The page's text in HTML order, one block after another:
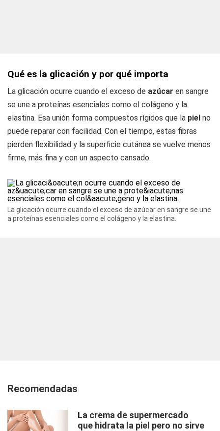
Qué es la glicación y por qué importa
La glicación ocurre cuando el exceso de azúcar en sangre
se une a proteínas esenciales como el colágeno y la
elastina. Esa unión forma compuestos rígidos que la piel no
puede reparar con facilidad. Con el tiempo, estas fibras
pierden flexibilidad y la superficie cutánea se vuelve menos
firme, más fina y con un aspecto cansado.
La glicación ocurre cuando el exceso de azúcar en sangre se une
a proteínas esenciales como el colágeno y la elastina.
Recomendadas
La crema de supermercado
que hidrata la piel pero no sirve